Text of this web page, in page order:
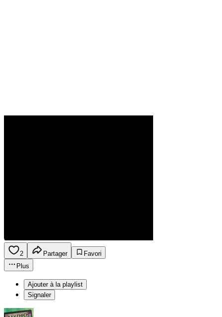
2 Partager
Favori
Plus
Ajouter à la playlist
Signaler